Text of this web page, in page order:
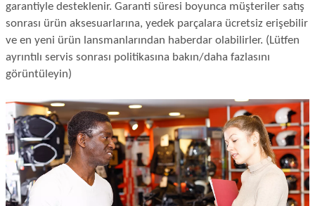
garantiyle desteklenir. Garanti süresi boyunca müşteriler satış
sonrası ürün aksesuarlarına, yedek parçalara ücretsiz erişebilir
ve en yeni ürün lansmanlarından haberdar olabilirler. (Lütfen
ayrıntılı servis sonrası politikasına bakın/daha fazlasını
görüntüleyin)